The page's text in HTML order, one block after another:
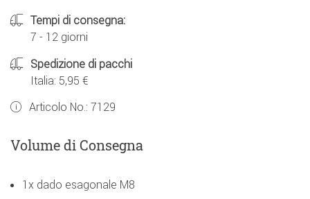
Tempi di consegna:
7 - 12 giorni
Spedizione di pacchi
Italia: 5,95 €
Articolo No.: 7129
Volume di Consegna
1x dado esagonale M8